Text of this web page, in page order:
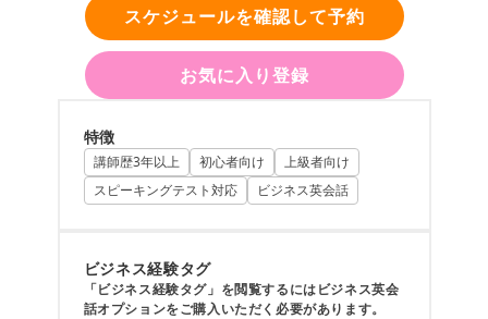
スケジュールを確認して予約
お気に入り登録
特徴
講師歴3年以上 初心者向け
上級者向け
スピーキングテスト対応
ビジネス英会話
ビジネス経験タグ
「ビジネス経験タグ」を閲覧するにはビジネス英会
話オプションをご購入いただく必要があります。